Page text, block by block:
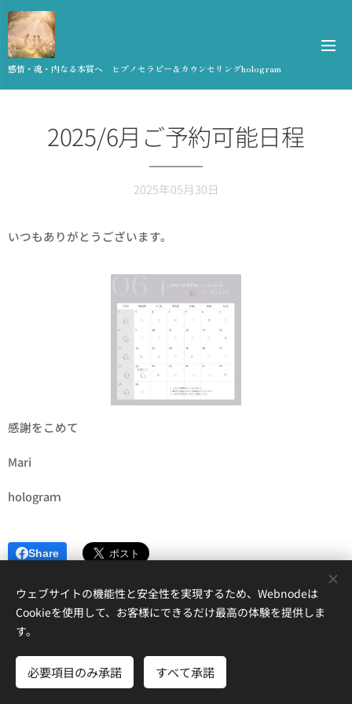
感情・魂・内なる本質へ ヒプノセラピー＆カウンセリングhologram
2025/6月ご予約可能日程
2025年05月30日
いつもありがとうございます。
感謝をこめて
Mari
holograｍ
Share
感情・魂・内なる本質へ hologram
Powered byWebnode Cookie
ウェブサイトの機能性と安全性を実現するため、Webnodeは
Cookieを使用して、お客様にできるだけ最高の体験を提供しま
す。
必要項目のみ承諾 すべて承諾